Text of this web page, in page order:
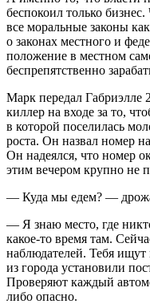
беспокоил только
все моральные законы
о законах местного и
положение в местном
беспрепятственно
Марк передал Габриэлле
киллер на входе за то,
в которой поселилась
роста. Он назвал номер
Он надеялся, что номер
этим вечером крупно не
— Куда мы едем? —
— Я знаю место, где
какое-то время там.
наблюдателей. Тебя
из города установили
Проверяют каждый
либо опасно.